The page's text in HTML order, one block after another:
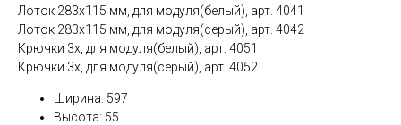
Лоток 283х115 мм, для модуля(белый), арт. 4041
Лоток 283х115 мм, для модуля(серый), арт. 4042
Крючки 3х, для модуля(белый), арт. 4051
Крючки 3х, для модуля(серый), арт. 4052
Ширина: 597
Высота: 55